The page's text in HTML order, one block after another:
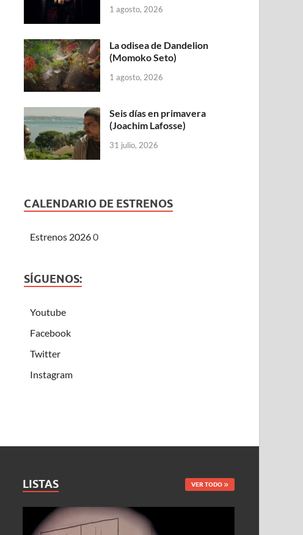
1 agosto, 2026
La odisea de Dandelion
(Momoko Seto)
1 agosto, 2026
Seis días en primavera
(Joachim Lafosse)
31 julio, 2026
CALENDARIO DE ESTRENOS
Estrenos 20260
SÍGUENOS:
Youtube
Facebook
Twitter
Instagram
LISTAS VER TODO